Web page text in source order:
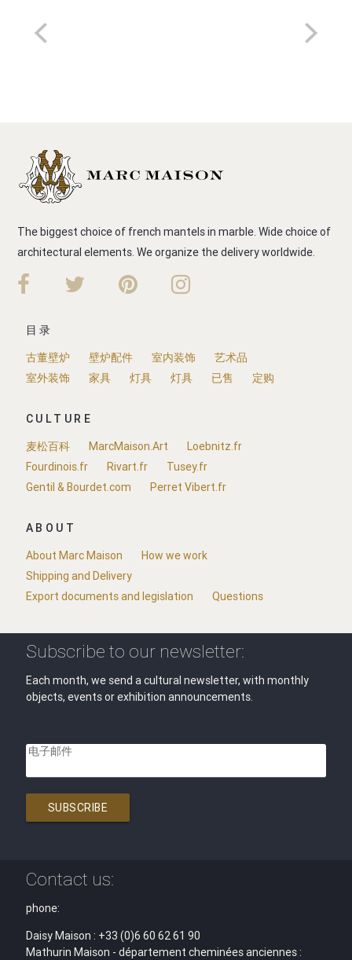
The biggest choice of french mantels in marble. Wide choice of
architectural elements. We organize the delivery worldwide.
目录
古董壁炉
壁炉配件 室内装饰
艺术品
室外装饰
家具 灯具 灯具 已售 定购
CULTURE
麦松百科
MarcMaison.Art
Loebnitz.fr
Fourdinois.fr
Rivart.fr
Tusey.fr
Gentil & Bourdet.com
Perret Vibert.fr
ABOUT
About Marc Maison
How we work
Shipping and Delivery
Export documents and legislation
Questions
Subscribe to our newsletter:
Each month, we send a cultural newsletter, with monthly
objects, events or exhibition announcements.
电子邮件
SUBSCRIBE
Contact us:
phone:
Daisy Maison : +33 (0)6 60 62 61 90
Mathurin Maison - département cheminées anciennes :